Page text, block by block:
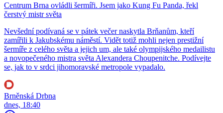
Centrum Brna ovládli šermíři. Jsem jako Kung Fu Panda, řekl
čerstvý mistr světa
Nevšední podívaná se v pátek večer naskytla Brňanům, kteří
zamířili k Jakubskému náměstí. Vidět totiž mohli nejen prestižní
šermíře z celého světa a jejich um, ale také olympijského medailistu
a novopečeného mistra světa Alexandera Choupenitche. Podívejte
se, jak to v srdci jihomoravské metropole vypadalo.
Brněnská Drbna
dnes, 18:40